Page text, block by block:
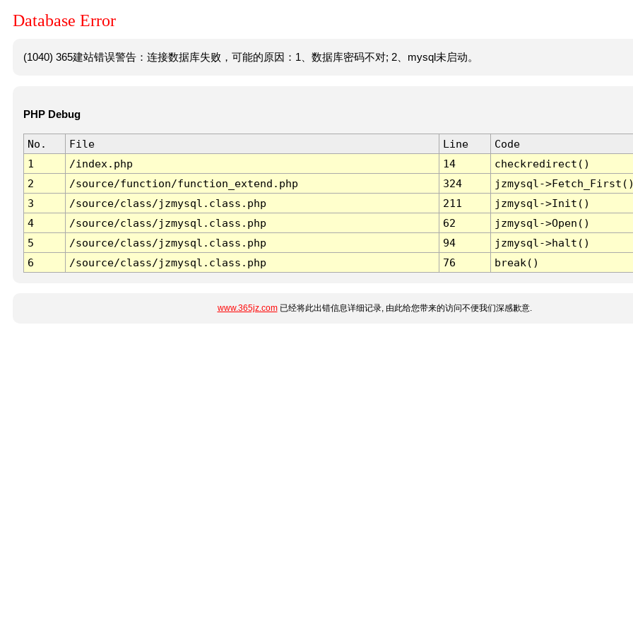
Database Error
(1040) 365建站错误警告：连接数据库失败，可能的原因：1、数据库密码不对; 2、mysql未启动。
PHP Debug
No. File Line
Code
1
/index.php 14
checkredirect()
2
/source/function/function_extend.php 324
jzmysql-
3
/source/class/jzmysql.class.php 211
jzmysql->Init()
4
/source/class/jzmysql.class.php 62
jzmysql->Open()
5
/source/class/jzmysql.class.php 94
jzmysql->halt()
6
/source/class/jzmysql.class.php 76 break()
www.365jz.com已经将此出错信息详细记录, 由此给您带来的访问不便我们深感歉意.